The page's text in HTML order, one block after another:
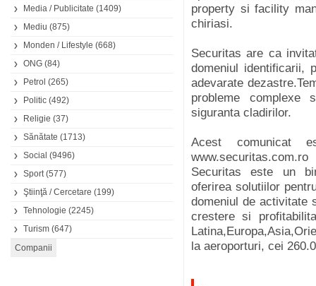
Media / Publicitate (1409)
Mediu (875)
Monden / Lifestyle (668)
ONG (84)
Petrol (265)
Politic (492)
Religie (37)
Sănătate (1713)
Social (9496)
Sport(577)
Ştiinţă / Cercetare (199)
Tehnologie (2245)
Turism (647)
property si facility
chiriasi.
Securitas are ca
domeniul identificarii,
adevarate
probleme
siguranta cladirilor.
Acest comunicat
www.securitas.com.ro
Securitas este un
oferirea solutiilor
domeniul de activitate
crestere si
la aeroporturi, cei